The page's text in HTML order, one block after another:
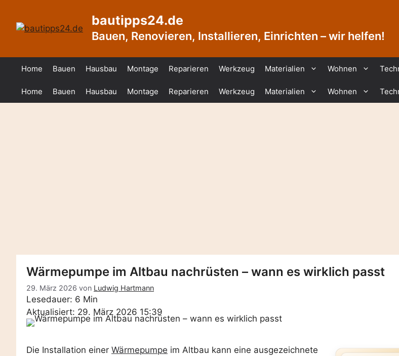
springen
bautipps24.de
Bauen, Renovieren, Installieren, Einrichten – wir helfen!
Home Bauen Hausbau Montage Reparieren Werkzeug Materialien Wohnen
Home Bauen Hausbau Montage Reparieren Werkzeug Materialien Wohnen
Wärmepumpe im Altbau nachrüsten – wann es wirklich passt
29. März 2026 von Ludwig Hartmann
Lesedauer: 6 Min
Aktualisiert: 29. März 2026 15:39
Die Installation einer Wärmepumpe im Altbau kann eine ausgezeichnete